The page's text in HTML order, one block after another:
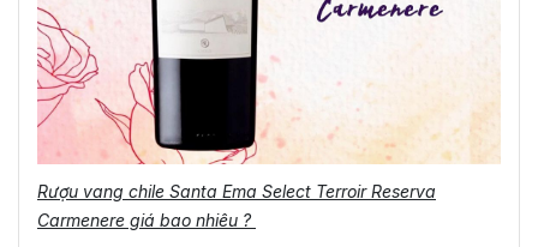
Rượu vang chile Santa Ema Select Terroir Reserva
Carmenere giá bao nhiêu ?